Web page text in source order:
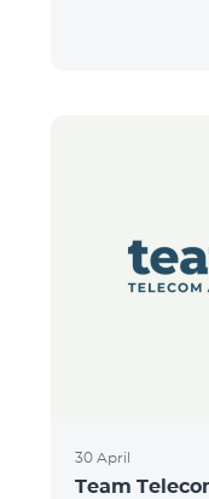
30 April
Team